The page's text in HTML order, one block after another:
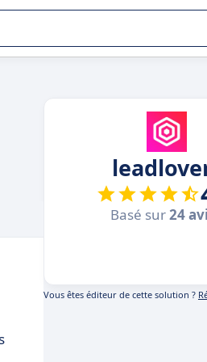
Basé sur24
Vous êtes éditeur de cette solution ?